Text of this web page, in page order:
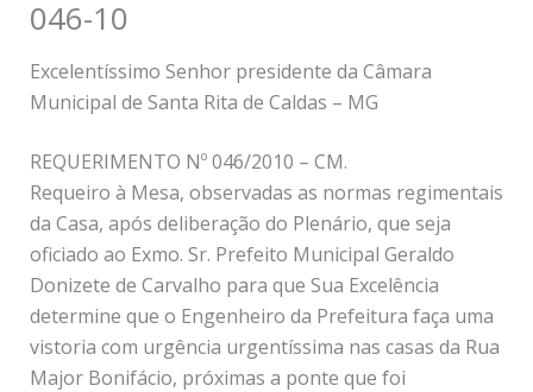
046-10
Excelentíssimo Senhor presidente da Câmara
Municipal de Santa Rita de Caldas – MG
REQUERIMENTO Nº 046/2010 – CM.
Requeiro à Mesa, observadas as normas regimentais
da Casa, após deliberação do Plenário, que seja
oficiado ao Exmo. Sr. Prefeito Municipal Geraldo
Donizete de Carvalho para que Sua Excelência
determine que o Engenheiro da Prefeitura faça uma
vistoria com urgência urgentíssima nas casas da Rua
Major Bonifácio, próximas a ponte que foi